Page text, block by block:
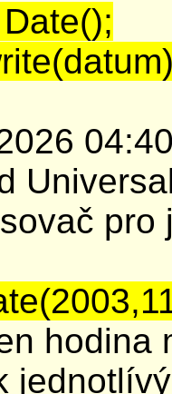
pro
hodina